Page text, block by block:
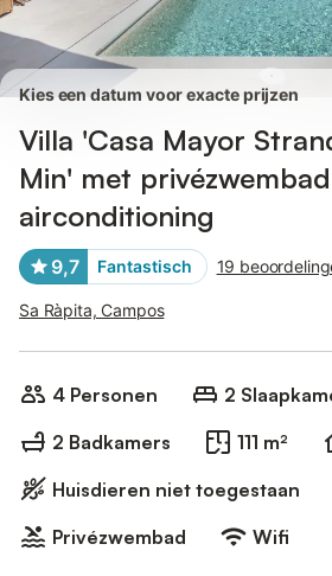
Kies een datum voor exacte prijzen
Villa 'Casa Mayor
Min' met
airconditioning
9,7 Fantastisch 19
Sa Ràpita, Campos
4 Personen
2
2 Badkamers
111 m²
Huisdieren niet toegestaan
Privézwembad
Wifi